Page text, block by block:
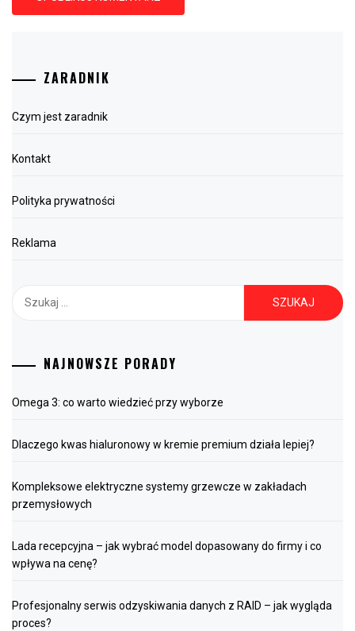
ZARADNIK
Czym jest zaradnik
Kontakt
Polityka prywatności
Reklama
NAJNOWSZE PORADY
Omega 3: co warto wiedzieć przy wyborze
Dlaczego kwas hialuronowy w kremie premium działa lepiej?
Kompleksowe elektryczne systemy grzewcze w zakładach
przemysłowych
Lada recepcyjna – jak wybrać model dopasowany do firmy i co
wpływa na cenę?
Profesjonalny serwis odzyskiwania danych z RAID – jak wygląda
proces?